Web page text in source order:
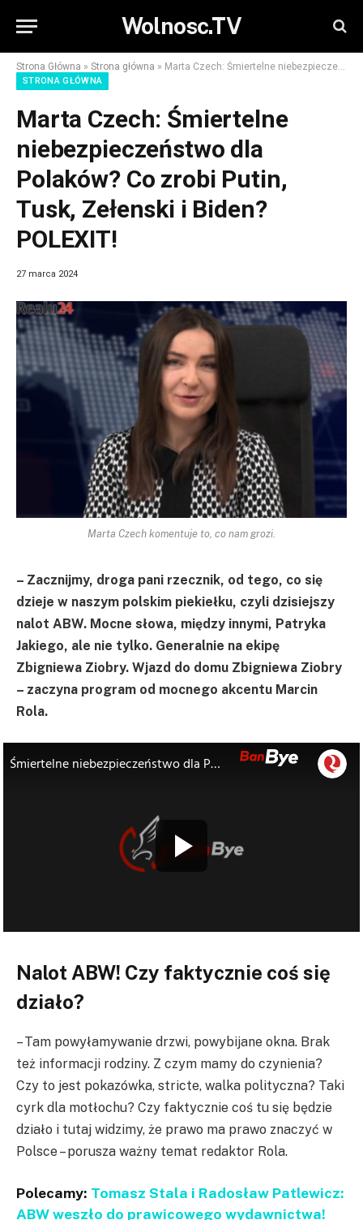
Wolnosc.TV
Strona Główna » Strona główna » Marta Czech: Śmiertelne niebezpieczeństwo dla Polaków? Co zrobi Putin, Tusk, Zełenski i Biden? POLEXIT!
STRONA GŁÓWNA
Marta Czech: Śmiertelne
niebezpieczeństwo dla
Polaków? Co zrobi Putin,
Tusk, Zełenski i Biden?
POLEXIT!
27 marca 2024
Marta Czech komentuje to, co nam grozi.
– Zacznijmy, droga pani rzecznik, od tego, co się
dzieje w naszym polskim piekiełku, czyli dzisiejszy
nalot ABW. Mocne słowa, między innymi, Patryka
Jakiego, ale nie tylko. Generalnie na ekipę
Zbigniewa Ziobry. Wjazd do domu Zbigniewa Ziobry
– zaczyna program od mocnego akcentu Marcin
Rola.
Nalot ABW! Czy faktycznie coś się
działo?
– Tam powyłamywanie drzwi, powybijane okna. Brak
też informacji rodziny. Z czym mamy do czynienia?
Czy to jest pokazówka, stricte, walka polityczna? Taki
cyrk dla motłochu? Czy faktycznie coś tu się będzie
działo i tutaj widzimy, że prawo ma prawo znaczyć w
Polsce – porusza ważny temat redaktor Rola.
Polecamy: Tomasz Stala i Radosław Patlewicz:
ABW weszło do prawicowego wydawnictwa!